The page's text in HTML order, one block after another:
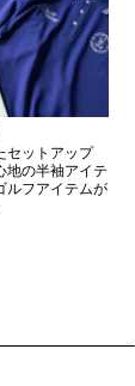
セットアップ
地の半袖アイテ
ルフアイテムが